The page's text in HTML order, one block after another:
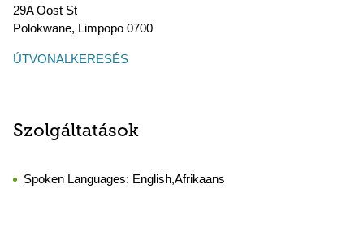
29A Oost St
Polokwane, Limpopo 0700
ÚTVONALKERESÉS
Szolgáltatások
Spoken Languages: English,Afrikaans